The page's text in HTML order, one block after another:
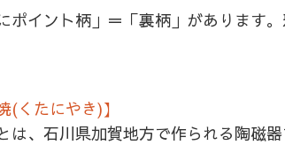
ポイント柄」＝「裏柄」があります。
(くたにやき)】
は、石川県加賀地方で作られる陶磁器